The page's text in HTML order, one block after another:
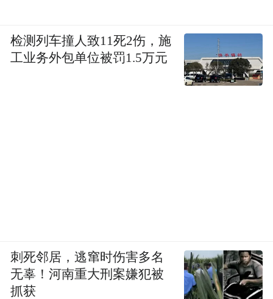
检测列车撞人致11死2伤，施
工业务外包单位被罚1.5万元
刺死邻居，逃窜时伤害多名
无辜！河南重大刑案嫌犯被
抓获